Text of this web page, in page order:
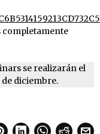
completamente
se realizarán el
de diciembre.